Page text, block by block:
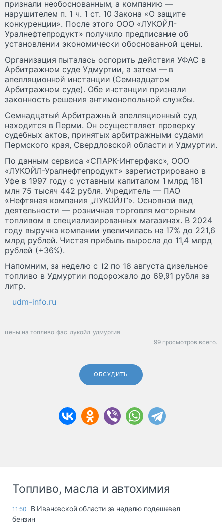
признали необоснованным, а компанию —
нарушителем п. 1 ч. 1 ст. 10 Закона «О защите
конкуренции». После этого ООО «ЛУКОЙЛ-
Уралнефтепродукт» получило предписание об
установлении экономически обоснованной цены.
Организация пыталась оспорить действия УФАС в
Арбитражном суде Удмуртии, а затем — в
апелляционной инстанции (Семнадцатом
Арбитражном суде). Обе инстанции признали
законность решения антимонопольной службы.
Семнадцатый Арбитражный апелляционный суд
находится в Перми. Он осуществляет проверку
судебных актов, принятых арбитражными судами
Пермского края, Свердловской области и Удмуртии.
По данным сервиса «СПАРК-Интерфакс», ООО
«ЛУКОЙЛ-Уралнефтепродукт» зарегистрировано в
Уфе в 1997 году с уставным капиталом 1 млрд 181
млн 75 тысяч 442 рубля. Учредитель — ПАО
«Нефтяная компания „ЛУКОЙЛ“». Основной вид
деятельности — розничная торговля моторным
топливом в специализированных магазинах. В 2024
году выручка компании увеличилась на 17% до 221,6
млрд рублей. Чистая прибыль выросла до 11,4 млрд
рублей (+36%).
Напомним, за неделю с 12 по 18 августа дизельное
топливо в Удмуртии подорожало до 69,91 рубля за
литр.
udm-info.ru
цены на топливо фас лукойл удмуртия
99 просмотров всего.
ОБСУДИТЬ
Топливо, масла и автохимия
11:50
В Ивановской области за неделю подешевел
бензин